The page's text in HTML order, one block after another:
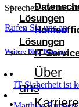
X
Lösungen
Lösungen
IT-
Über
uns
Karriere
Sprechen Sie uns
Rufen Sie uns an
Weitere Blog-Beiträge
IT-Sicherheit ist